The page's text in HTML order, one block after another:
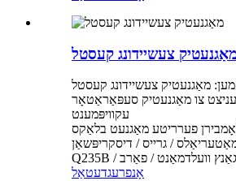
צעשיידונג קעסטל
מאַגנעטיק צעשיידונג קעסטל
צו מאַגנעטיק סעפּאַראַטאָר
עקוויפּמענט
/ גרייס / דיסקריפּשאַן
Q235B / גאַנץ וועלדמאַנט / פאַרב
אָנפרעגדעטאַל